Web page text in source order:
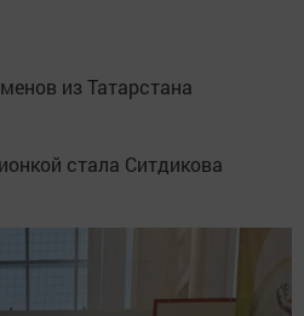
из Татарстана
стала Ситдикова